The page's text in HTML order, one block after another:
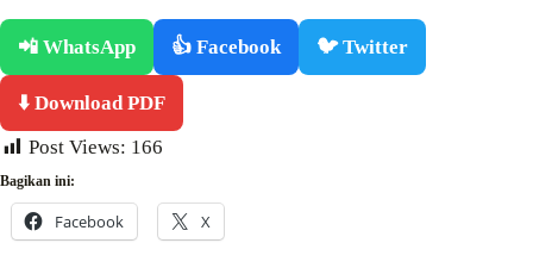
📲 WhatsApp 👍 Facebook 🐦 Twitter
⬇️ Download PDF
Post Views: 166
Bagikan ini:
Facebook X